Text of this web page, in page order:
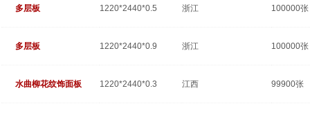
多层板 1220*2440*0.5 浙江 100000张
多层板 1220*2440*0.9 浙江 100000张
水曲柳花纹饰面板 1220*2440*0.3 江西 99900张